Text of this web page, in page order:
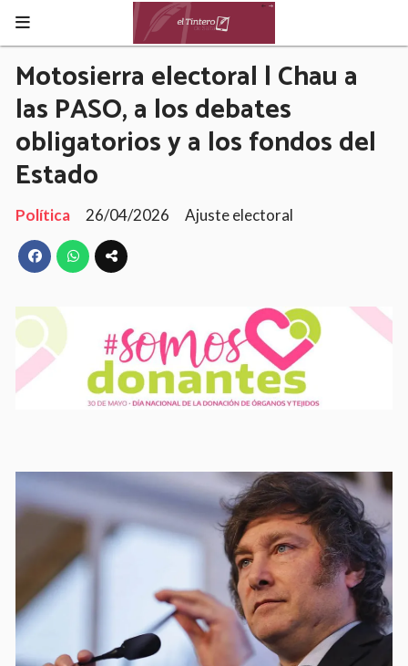
Motosierra electoral | Chau a
las PASO, a los debates
obligatorios y a los fondos del
Estado
Política 26/04/2026 Ajuste electoral